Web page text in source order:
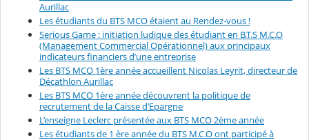
Aurillac
Les étudiants du BTS MCO étaient au Rendez-vous !
Serious Game : initiation ludique des étudiant en B.T.S M.C.O
(Management Commercial Opérationnel) aux principaux
indicateurs financiers d’une entreprise
Les BTS MCO 1ère année accueillent Nicolas Leyrit, directeur de
Décathlon Aurillac
Les BTS MCO 1ère année découvrent la politique de
recrutement de la Caisse d’Epargne
L’enseigne Leclerc présentée aux BTS MCO 2ème année
Les étudiants de 1 ère année du BTS M.C.O ont participé à